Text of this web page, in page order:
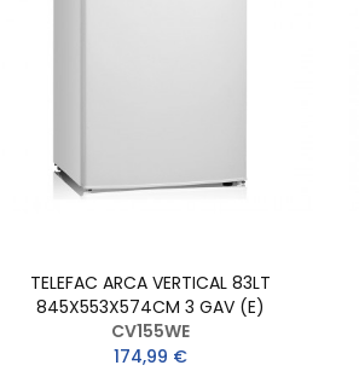
TELEFAC ARCA VERTICAL 83LT
845X553X574CM 3 GAV (E)
CV155WE
174,99 €